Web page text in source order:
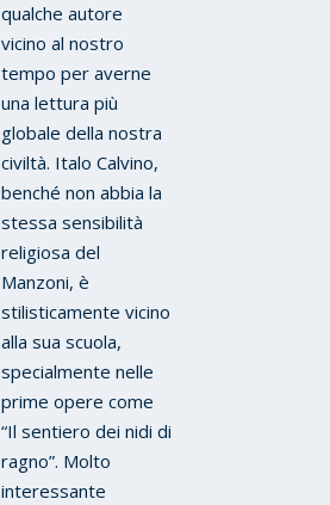
qualche autore
vicino al nostro
tempo per averne
una lettura più
globale della nostra
civiltà. Italo Calvino,
benché non abbia la
stessa sensibilità
religiosa del
Manzoni, è
stilisticamente vicino
alla sua scuola,
specialmente nelle
prime opere come
“Il sentiero dei nidi di
ragno”. Molto
interessante